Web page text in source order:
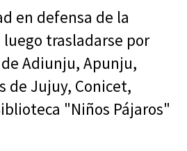
en defensa de la
trasladarse por
Adiunju, Apunju,
de Jujuy, Conicet,
"Niños Pájaros"